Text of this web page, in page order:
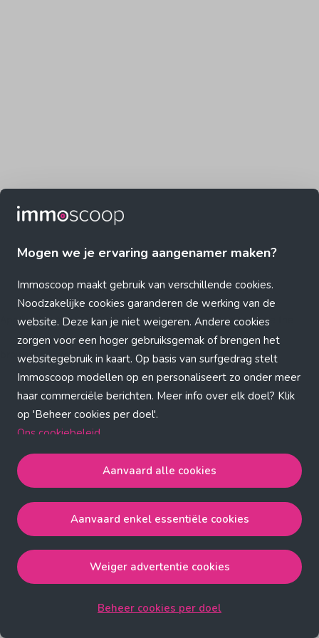
Mogen we je ervaring aangenamer maken?
Immoscoop maakt gebruik van verschillende cookies.
Noodzakelijke cookies garanderen de werking van de
website. Deze kan je niet weigeren. Andere cookies
zorgen voor een hoger gebruiksgemak of brengen het
websitegebruik in kaart. Op basis van surfgedrag stelt
Immoscoop modellen op en personaliseert zo onder meer
haar commerciële berichten. Meer info over elk doel? Klik
op 'Beheer cookies per doel'.
Ons cookiebeleid
Aanvaard alle cookiesgaat akkoord met de strict
noodzakelijke, analytische, functionele en advertentie
cookies.
de strict noodzakelijke cookies.
Weiger advertentie cookiesgaat akkoord met de strict
Aanvaard alle cookies
Aanvaard enkel essentiële cookies
Weiger advertentie cookies
Beheer cookies per doel
Application error: a client-side exception has occurred (see the
browser console for more information)